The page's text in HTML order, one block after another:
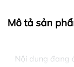
Mô tả sản
Nội dung đang